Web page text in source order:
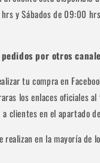
y Sábados de 09:00
por otros
tu compra en
los enlaces oficiales
clientes en el apartado
realizan en la mayoría de